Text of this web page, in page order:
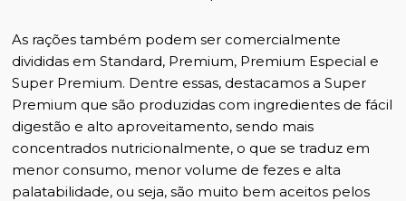
As rações também podem ser comercialmente
divididas em Standard, Premium, Premium Especial e
Super Premium. Dentre essas, destacamos a Super
Premium que são produzidas com ingredientes de fácil
digestão e alto aproveitamento, sendo mais
concentrados nutricionalmente, o que se traduz em
menor consumo, menor volume de fezes e alta
palatabilidade, ou seja, são muito bem aceitos pelos